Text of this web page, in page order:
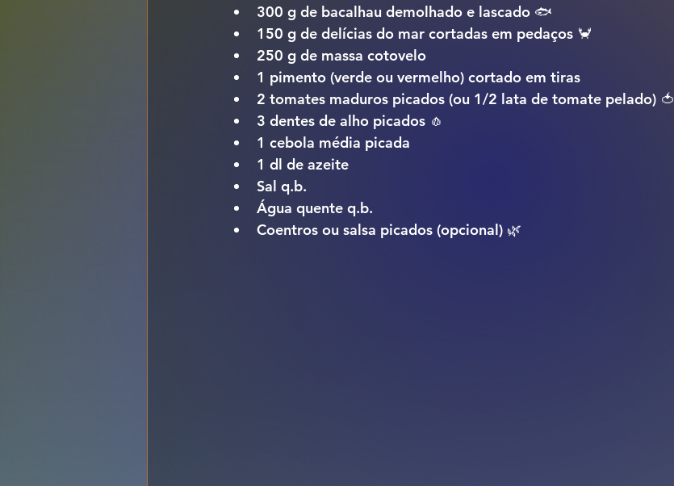
300 g de bacalhau demolhado e lascado 🐟
150 g de delícias do mar cortadas em pedaços 🦀
250 g de massa cotovelo
1 pimento (verde ou vermelho) cortado em tiras
2 tomates maduros picados (ou 1/2 lata de tomate pelado) 🍅
3 dentes de alho picados 🧄
1 cebola média picada
1 dl de azeite
Sal q.b.
Água quente q.b.
Coentros ou salsa picados (opcional) 🌿